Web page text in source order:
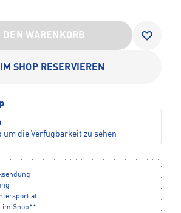
DEN WARENKORB
IM SHOP RESERVIEREN
um die Verfügbarkeit zu sehen
im Shop**